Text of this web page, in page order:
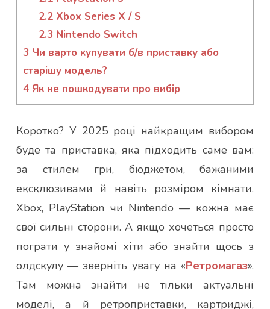
2.2Xbox Series X / S
2.3 Nintendo Switch
3 Чи варто купувати б/в приставку або
старішу модель?
4 Як не пошкодувати про вибір
Коротко? У 2025 році найкращим вибором
буде та приставка, яка підходить саме вам:
за стилем гри, бюджетом, бажаними
ексклюзивами й навіть розміром кімнати.
Xbox, PlayStation чи Nintendo — кожна має
свої сильні сторони. А якщо хочеться просто
пограти у знайомі хіти або знайти щось з
олдскулу — зверніть увагу на «Ретромагаз».
Там можна знайти не тільки актуальні
моделі, а й ретроприставки, картриджі,